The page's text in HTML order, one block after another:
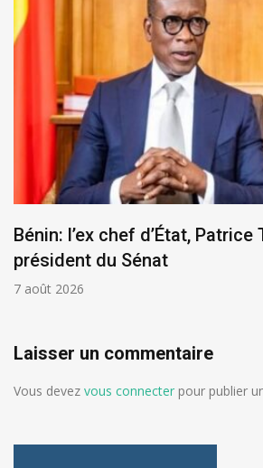
Bénin: l’ex chef d’État, Patrice
président du Sénat
7 août 2026
Laisser un commentaire
Vous devez vous connecter pour publier